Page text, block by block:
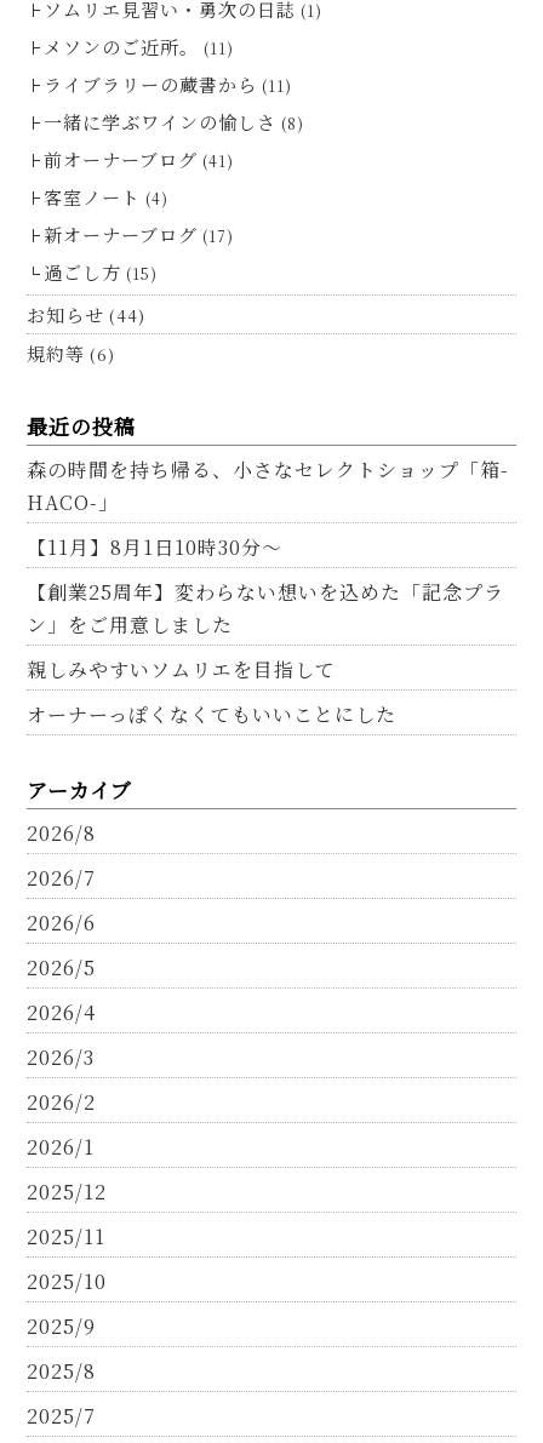
ソムリエ見習い・勇次の日誌 (1)
メソンのご近所。 (11)
ライブラリーの蔵書から (11)
一緒に学ぶワインの愉しさ (8)
前オーナーブログ (41)
客室ノート (4)
新オーナーブログ (17)
過ごし方 (15)
お知らせ (44)
規約等 (6)
最近の投稿
森の時間を持ち帰る、小さなセレクトショップ「箱-
HACO-」
【11月】8月1日10時30分～
【創業25周年】変わらない想いを込めた「記念プラ
ン」をご用意しました
親しみやすいソムリエを目指して
オーナーっぽくなくてもいいことにした
アーカイブ
2026/8
2026/7
2026/6
2026/5
2026/4
2026/3
2026/2
2026/1
2025/12
2025/11
2025/10
2025/9
2025/8
2025/7